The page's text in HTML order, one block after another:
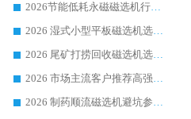
2026节能低耗永磁磁选机行业优选标杆 临朐华体会手机网页版-华体会(中国) 专业生产厂家
2026 湿式小型平板磁选机选矿适配设备 临朐华体会手机网页版-华体会(中国) 实体生产厂家直供
2026 尾矿打捞回收磁选机选购 主流市场推荐实力生产厂家
2026 市场主流客户推荐高强磁高效磁选机靠谱生产厂家
2026 制药顺流磁选机避坑参考：售后完善案例多厂家华体会手机网页版-华体会(中国)